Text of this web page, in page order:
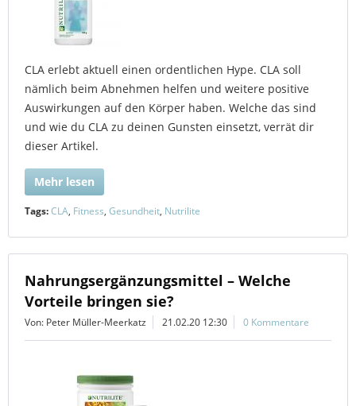
CLA erlebt aktuell einen ordentlichen Hype. CLA soll
nämlich beim Abnehmen helfen und weitere positive
Auswirkungen auf den Körper haben. Welche das sind
und wie du CLA zu deinen Gunsten einsetzt, verrät dir
dieser Artikel.
Mehr lesen
Tags:CLA, Fitness, Gesundheit, Nutrilite
Nahrungsergänzungsmittel – Welche
Vorteile bringen sie?
Von: Peter Müller-Meerkatz 21.02.20 12:30 0 Kommentare